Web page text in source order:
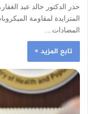
حذر الدكتور خالد عبد
المتزايدة لمقاومة
المضادات…
تابع المزيد »